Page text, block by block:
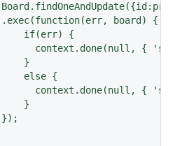
board) {
if(err) {
context.done(null, {
}
else {
context.done(null, {
}